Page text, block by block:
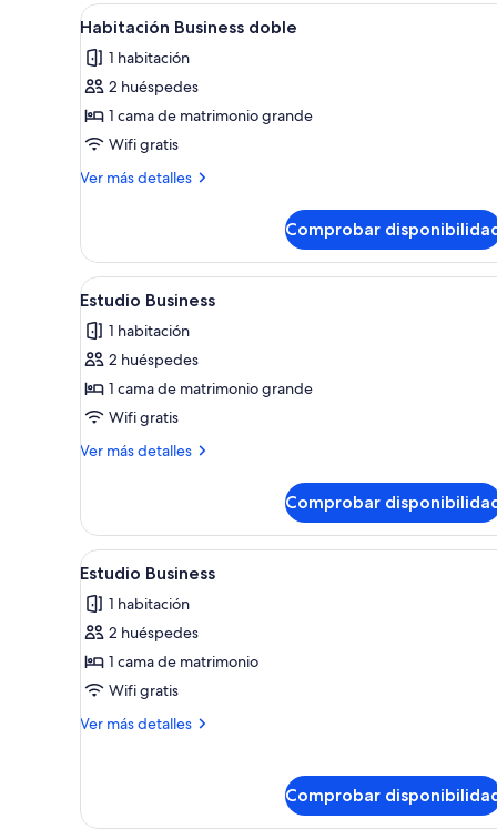
Abrir
todas
las
fotos
de
Habitación
Business
Habitación de hotel con
6
Habitación Business doble
1 habitación
2 huéspedes
1 cama de matrimonio grande
Wifi gratis
Ver más detalles
Más
Business
doble
Comprobar
Abrir
todas
las
fotos
de
Estudio
Business
Una habitación de hotel
5
Estudio Business
1 habitación
2 huéspedes
1 cama de matrimonio grande
Wifi gratis
Ver más detalles
Más
Business
Comprobar
Abrir
todas
las
fotos
de
Estudio
Business
Una cocina moderna con
4
Estudio Business
1 habitación
2 huéspedes
1 cama de matrimonio
Wifi gratis
Ver más detalles
Más
Comprobar